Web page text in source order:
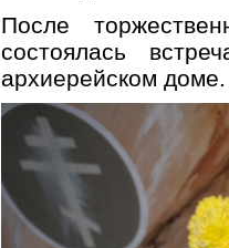
После
состоялась
архиерейском доме.